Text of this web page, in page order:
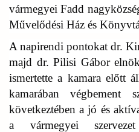
vármegyei Fadd
Művelődési Ház és
A napirendi pontokat dr.
majd dr. Pilisi Gábor
ismertette a kamara előtt
kamarában végbement
következtében a jó és
a vármegyei